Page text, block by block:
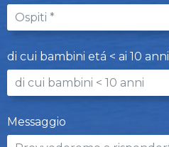
di cui bambini etá < ai 10 anni
Messaggio